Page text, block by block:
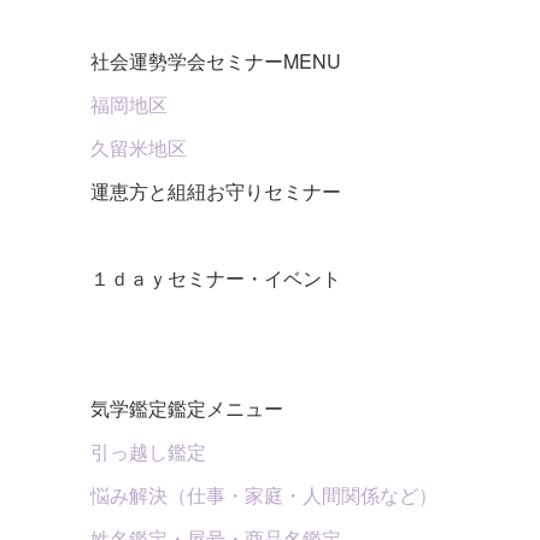
社会運勢学会セミナーMENU
福岡地区
久留米地区
運恵方と組紐お守りセミナー
１ｄａｙセミナー・イベント
気学鑑定鑑定メニュー
引っ越し鑑定
悩み解決（仕事・家庭・人間関係など）